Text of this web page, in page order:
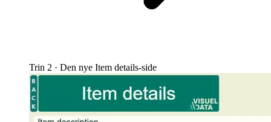
Trin 2 · Den nye Item details-side